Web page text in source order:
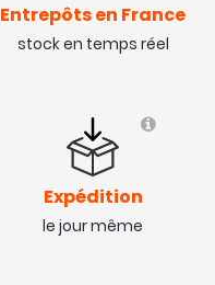
Entrepôts en France
stock en temps réel
Expédition
le jour même